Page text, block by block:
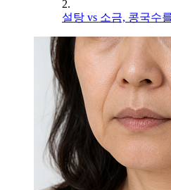
2.
설탕 vs 소금, 콩국수